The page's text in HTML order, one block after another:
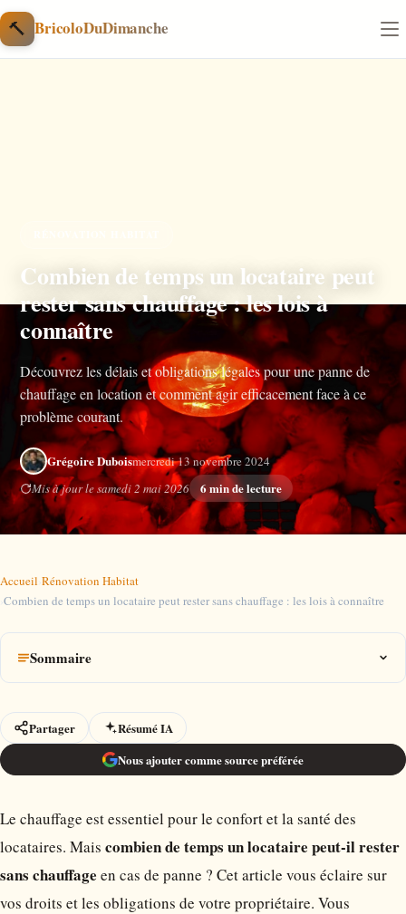
Aller au contenu
🔨 BricoloDuDimanche
Combien de temps un locataire peut
rester sans chauffage : les lois à
connaître
Découvrez les délais et obligations légales pour une panne de
chauffage en location et comment agir efficacement face à ce
problème courant.
Grégoire Duboismercredi 13 novembre 2024
Mis à jour le samedi 2 mai 2026
6 min de lecture
Accueil›Rénovation Habitat
›Combien de temps un locataire peut rester sans chauffage : les lois à connaître
Sommaire
Partager
Résumé IA
Nous ajouter comme source préférée
Le chauffage est essentiel pour le confort et la santé des
locataires. Mais combien de temps un locataire peut-il rester
sans chauffage en cas de panne ? Cet article vous éclaire sur
vos droits et les obligations de votre propriétaire. Vous